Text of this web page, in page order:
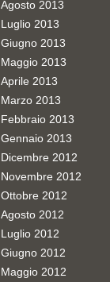
Agosto 2013
Luglio 2013
Giugno 2013
Maggio 2013
Aprile 2013
Marzo 2013
Febbraio 2013
Gennaio 2013
Dicembre 2012
Novembre 2012
Ottobre 2012
Agosto 2012
Luglio 2012
Giugno 2012
Maggio 2012